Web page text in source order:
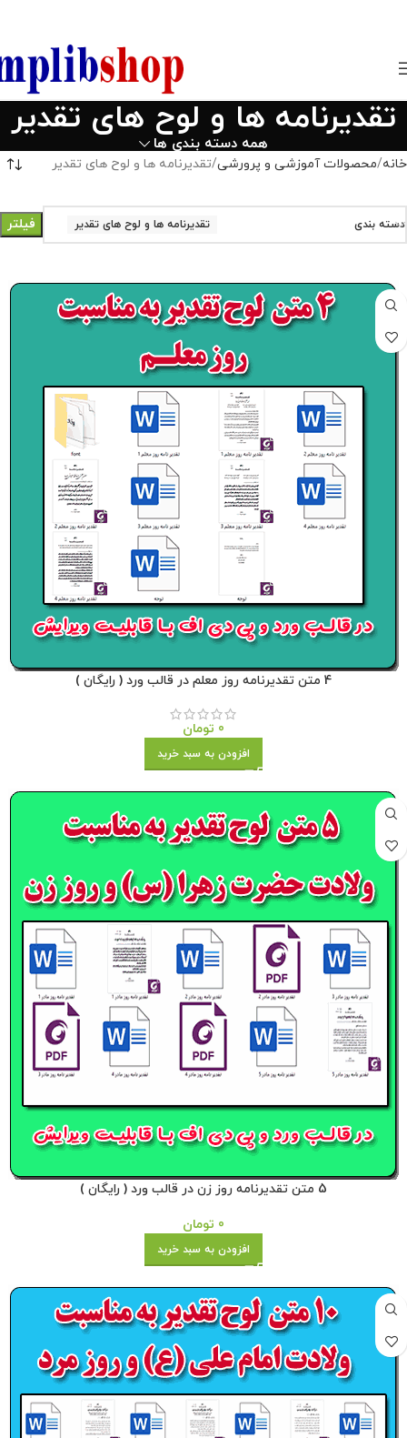
تقدیرنامه ها و لوح های تقدیر
همه دسته بندی ها
خانه محصولات آموزشی و پرورشی تقدیرنامه ها و لوح های تقدیر
دسته بندی تقدیرنامه ها و لوح های تقدیر فیلتر
4 متن تقدیرنامه روز معلم در قالب ورد ( رایگان )
0 تومان
افزودن به سبد خرید
5 متن تقدیرنامه روز زن در قالب ورد ( رایگان )
0 تومان
افزودن به سبد خرید